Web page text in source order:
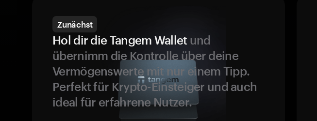
Zunächst
Hol dir die Tangem Wallet und
übernimm die Kontrolle über deine
Vermögenswerte mit nur einem Tipp.
Perfekt für Krypto-Einsteiger und auch
ideal für erfahrene Nutzer.